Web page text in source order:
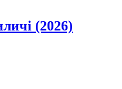
(2026)